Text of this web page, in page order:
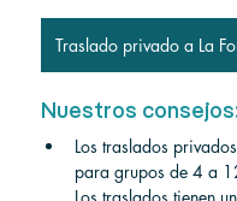
Nuestros
Los traslados
para grupos de 4 a